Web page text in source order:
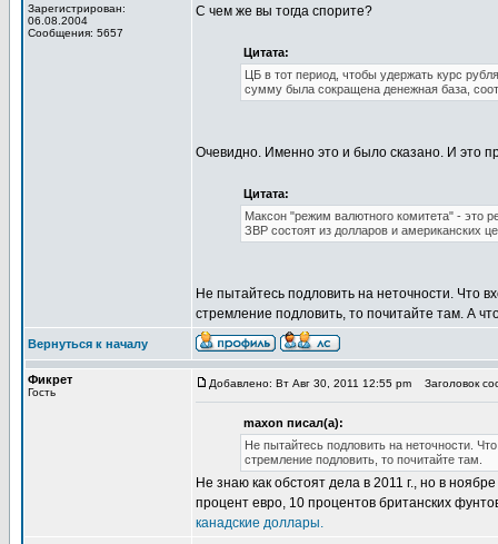
Зарегистрирован:
06.08.2004
Сообщения: 5657
С чем же вы тогда спорите?
Цитата:
ЦБ в тот период, чтобы удержать курс
сумму была сокращена денежная база,
Очевидно. Именно это и было сказано. И это
Цитата:
Максон "режим валютного комитета" - это
ЗВР состоят из долларов и американских
Не пытайтесь подловить на неточности. Что
стремление подловить, то почитайте там. А
Вернуться к началу
Фикрет
Гость
Добавлено: Вт Авг 30, 2011 12:55 pm Заголовок
maxon писал(а):
Не пытайтесь подловить на неточности.
стремление подловить, то почитайте там.
Не знаю как обстоят дела в 2011 г., но в
процент евро, 10 процентов британских
канадские доллары.